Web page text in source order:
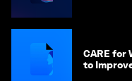
CARE for
to